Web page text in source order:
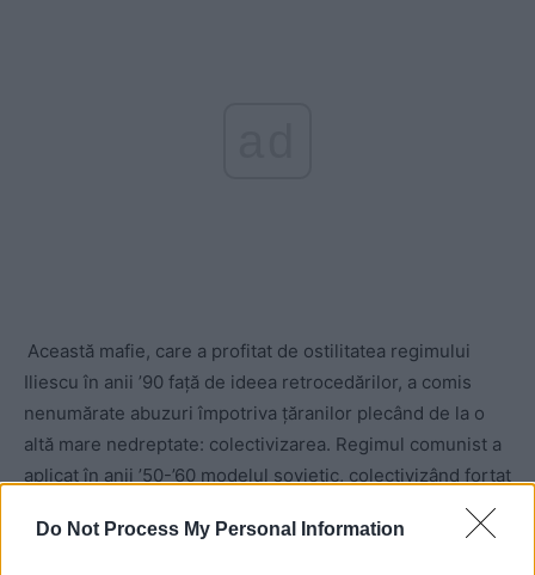
Do Not Process My Personal Information
Această mafie, care a profitat de ostilitatea regimului
Iliescu în anii ’90 față de ideea retrocedărilor, a comis
nenumărate abuzuri împotriva țăranilor plecând de la o
altă mare nedreptate: colectivizarea. Regimul comunist a
aplicat în anii ’50-’60 modelul sovietic, colectivizând forțat